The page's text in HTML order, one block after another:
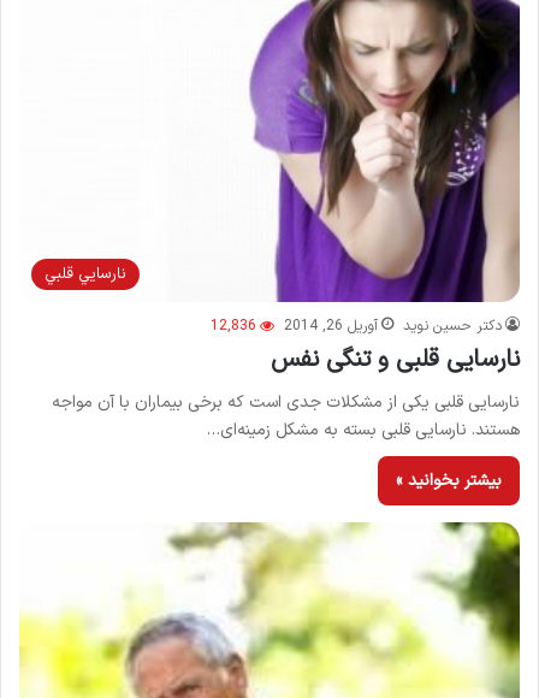
نارسايي قلبي
دکتر حسین نوید آوریل 26, 2014 12,836
نارسایی قلبی و تنگی نفس
نارسایی قلبی یکی از مشکلات جدی است که برخی بیماران با آن مواجه
هستند. نارسایی قلبی بسته به مشکل زمینه‌‌ای…
بیشتر بخوانید »